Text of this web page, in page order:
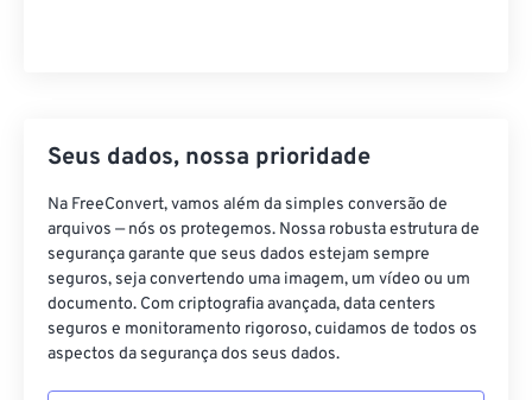
Seus dados, nossa prioridade
Na FreeConvert, vamos além da simples conversão de
arquivos — nós os protegemos. Nossa robusta estrutura de
segurança garante que seus dados estejam sempre
seguros, seja convertendo uma imagem, um vídeo ou um
documento. Com criptografia avançada, data centers
seguros e monitoramento rigoroso, cuidamos de todos os
aspectos da segurança dos seus dados.